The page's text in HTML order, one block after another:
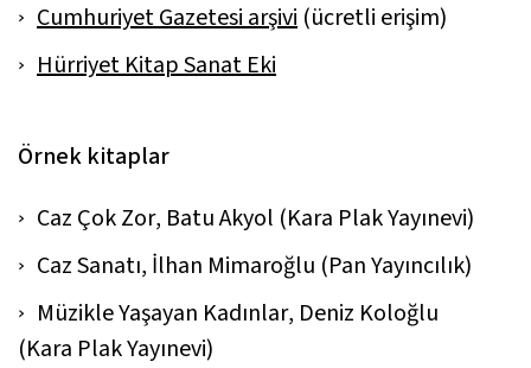
Cumhuriyet Gazetesi arşivi (ücretli erişim)
Hürriyet Kitap Sanat Eki
Örnek kitaplar
Caz Çok Zor, Batu Akyol (Kara Plak Yayınevi)
Caz Sanatı, İlhan Mimaroğlu (Pan Yayıncılık)
Müzikle Yaşayan Kadınlar, Deniz Koloğlu
(Kara Plak Yayınevi)